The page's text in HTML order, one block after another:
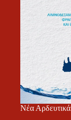
Νέα